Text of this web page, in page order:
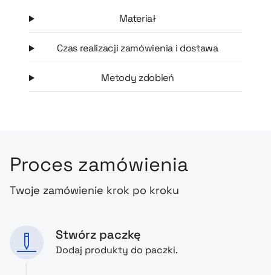
Materiał
Czas realizacji zamówienia i dostawa
Metody zdobień
Proces zamówienia
Twoje zamówienie krok po kroku
Stwórz paczkę
Dodaj produkty do paczki.